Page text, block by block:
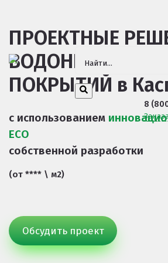
8
ПРОЕКТНЫЕ
ПОКРЫТИЙ в
с использованием
ECO
собственной разработки
(от **** \ м2)
Обсудить проект